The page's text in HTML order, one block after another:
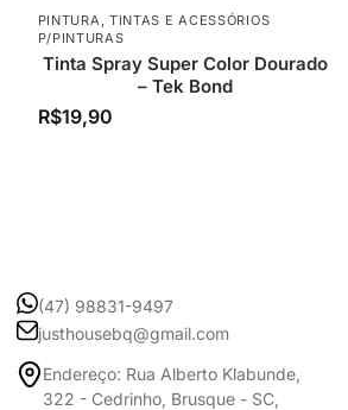
PINTURA
TINTAS E ACESSÓRIOS
P/PINTURAS
Tinta Spray Super Color Dourado
– Tek Bond
R$19,90
(47) 98831-9497
justhousebq@gmail.com
Endereço: Rua Alberto Klabunde,
322 - Cedrinho, Brusque - SC,